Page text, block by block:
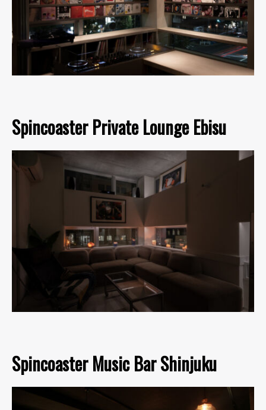
Spincoaster Private Lounge Ebisu
Spincoaster Music Bar Shinjuku